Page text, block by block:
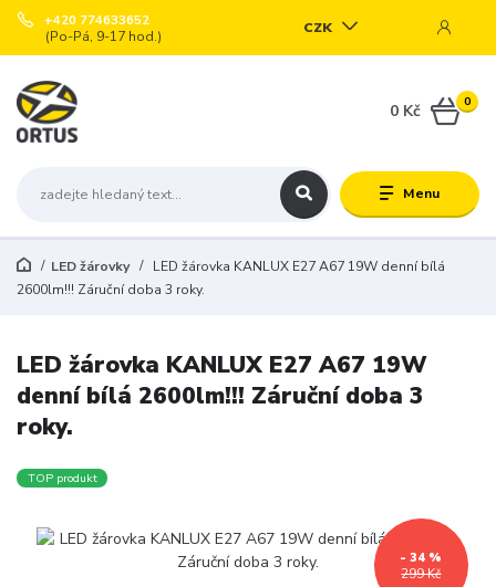
Menu
CZK
+420 774633652
(Po-Pá, 9-17 hod.)
0
0 Kč
LED žárovky
LED žárovka KANLUX E27 A67 19W denní bílá
2600lm!!! Záruční doba 3 roky.
LED žárovka KANLUX E27 A67 19W
denní bílá 2600lm!!! Záruční doba 3
roky.
TOP produkt
299 Kč
- 34 %